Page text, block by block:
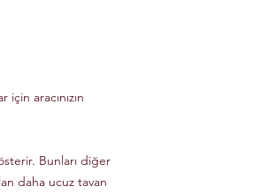
aracınızın
Bunları diğer
daha ucuz tavan